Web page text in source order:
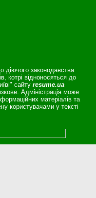
діючого законодавства
котрі відноносяться до
сайту resume.ua
Адміністрація може
матеріалів та
користувачами у тексті